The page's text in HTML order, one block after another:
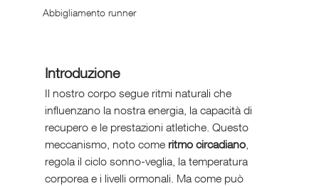
Abbigliamento runner
Introduzione
Il nostro corpo segue ritmi naturali che
influenzano la nostra energia, la capacità di
recupero e le prestazioni atletiche. Questo
meccanismo, noto come ritmo circadiano,
regola il ciclo sonno-veglia, la temperatura
corporea e i livelli ormonali. Ma come può